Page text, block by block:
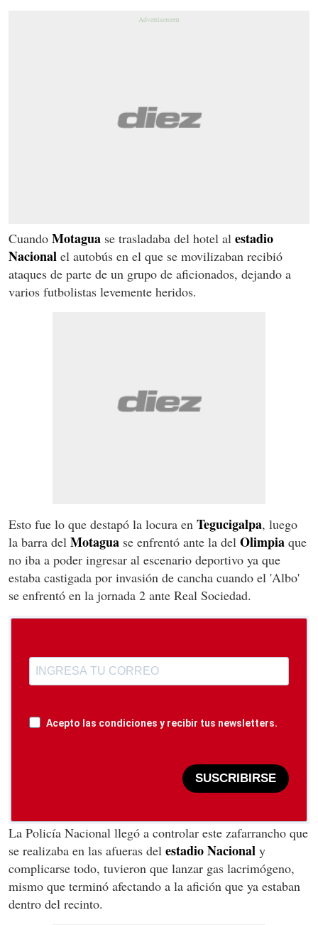
Cuando Motagua se trasladaba del hotel al estadio
Nacional el autobús en el que se movilizaban recibió
ataques de parte de un grupo de aficionados, dejando a
varios futbolistas levemente heridos.
Esto fue lo que destapó la locura en Tegucigalpa, luego
la barra del Motagua se enfrentó ante la del Olimpia que
no iba a poder ingresar al escenario deportivo ya que
estaba castigada por invasión de cancha cuando el 'Albo'
se enfrentó en la jornada 2 ante Real Sociedad.
Acepto las condiciones y recibir tus newsletters.
SUSCRIBIRSE
La Policía Nacional llegó a controlar este zafarrancho que
se realizaba en las afueras del estadio Nacional y
complicarse todo, tuvieron que lanzar gas lacrimógeno,
mismo que terminó afectando a la afición que ya estaban
dentro del recinto.